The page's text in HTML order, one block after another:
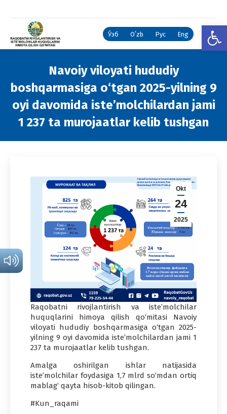
Ўзб Oʻzb Рус Eng
Navoiy viloyati hududiy
boshqarmasiga o‘tgan 2025-yilning 9
oyi davomida iste’molchilardan jami
1 237 ta murojaatlar kelib tushgan
Okt
24
2025
Raqobatni rivojlantirish va iste’molchilar
huquqlarini himoya qilish qo‘mitasi Navoiy
viloyati hududiy boshqarmasiga o‘tgan 2025-
yilning 9 oyi davomida iste’molchilardan jami 1
237 ta murojaatlar kelib tushgan.
Amalga oshirilgan ishlar natijasida
iste’molchilar foydasiga 1,7 mlrd so‘mdan ortiq
mablag‘ qayta hisob-kitob qilingan.
#Kun_raqami